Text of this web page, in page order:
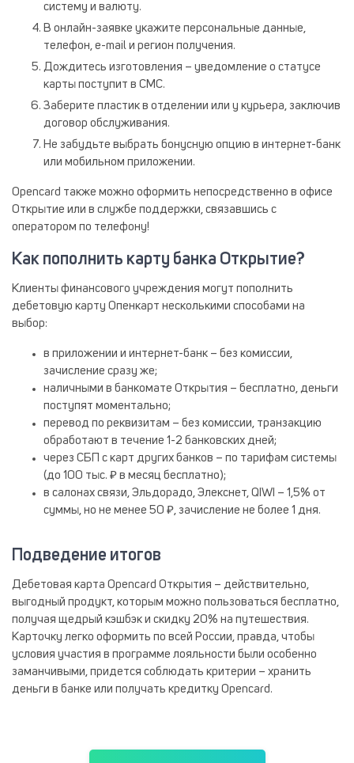
систему и валюту.
В онлайн-заявке укажите персональные данные,
телефон, e-mail и регион получения.
Дождитесь изготовления – уведомление о статусе
карты поступит в СМС.
Заберите пластик в отделении или у курьера, заключив
договор обслуживания.
Не забудьте выбрать бонусную опцию в интернет-банк
или мобильном приложении.
Opencard также можно оформить непосредственно в офисе
Открытие или в службе поддержки, связавшись с
оператором по телефону!
Как пополнить карту банка Открытие?
Клиенты финансового учреждения могут пополнить
дебетовую карту Опенкарт несколькими способами на
выбор:
в приложении и интернет-банк – без комиссии,
зачисление сразу же;
наличными в банкомате Открытия – бесплатно, деньги
поступят моментально;
перевод по реквизитам – без комиссии, транзакцию
обработают в течение 1-2 банковских дней;
через СБП с карт других банков – по тарифам системы
(до 100 тыс. ₽ в месяц бесплатно);
в салонах связи, Эльдорадо, Элекснет, QIWI – 1,5% от
суммы, но не менее 50 ₽, зачисление не более 1 дня.
Подведение итогов
Дебетовая карта Opencard Открытия – действительно,
выгодный продукт, которым можно пользоваться бесплатно,
получая щедрый кэшбэк и скидку 20% на путешествия.
Карточку легко оформить по всей России, правда, чтобы
условия участия в программе лояльности были особенно
заманчивыми, придется соблюдать критерии – хранить
деньги в банке или получать кредитку Opencard.